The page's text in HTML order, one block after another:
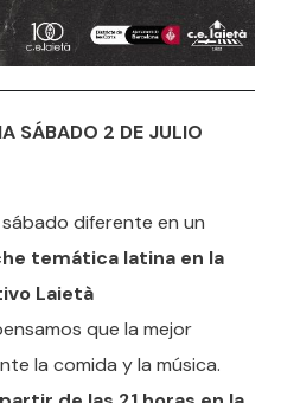
SÁBADO 2 DE JULIO
diferente en un
temática latina en la
Laietà
que la mejor
la comida y la música.